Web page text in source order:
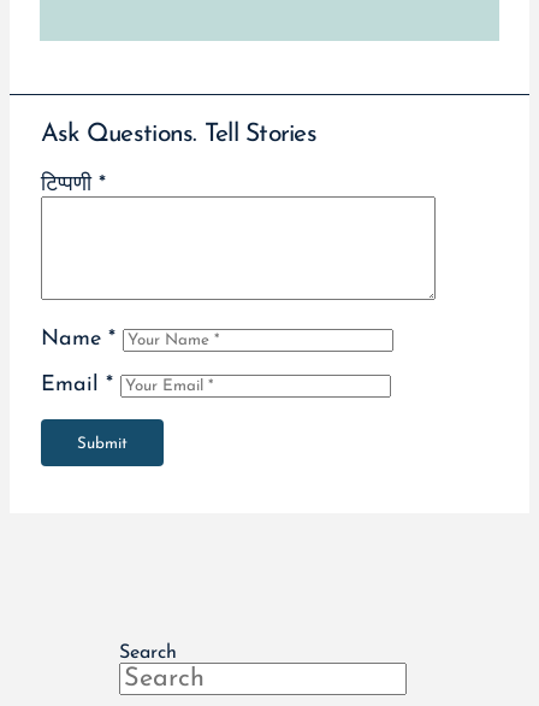
Ask Questions. Tell Stories
टिप्पणी *
Name *
Email *
Submit
Search